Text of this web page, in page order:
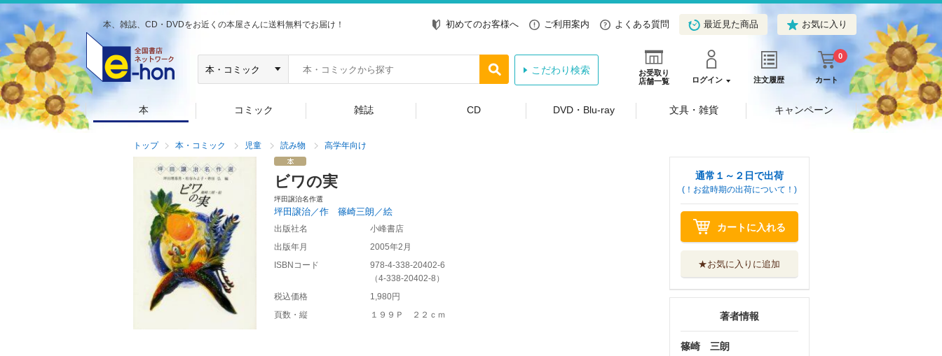
本、雑誌、CD・DVDをお近くの本屋さんに送料無料でお届け！ 初めてのお客様へ ご利用案内 よくある質問 最近見た商品 お気に入り
お受取り
店舗一覧
ログイン 注文履歴 カート
0
こだわり検索
本 コミック 雑誌 CD DVD・Blu-ray 文具・雑貨 キャンペーン
トップ 本・コミック 児童 読み物 高学年向け
ビワの実
坪田譲治名作選
坪田譲治／作 篠崎三朗／絵
出版社名
小峰書店
出版年月
2005年2月
ISBNコード
978-4-338-20402-6
（4-338-20402-8 ）
税込価格
1,980円
頁数・縦
１９９Ｐ ２２ｃｍ
通常１～２日で出荷
(！お盆時期の出荷について！)
カートに入れる
★お気に入りに追加
著者情報
篠崎 三朗